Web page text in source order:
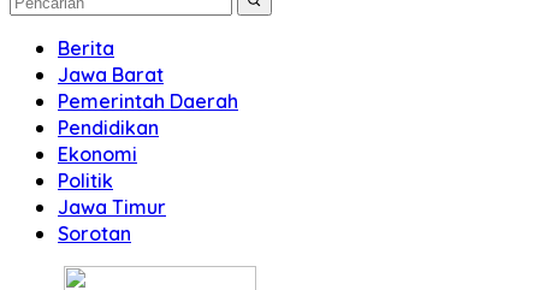
Berita
Jawa Barat
Pemerintah Daerah
Pendidikan
Ekonomi
Politik
Jawa Timur
Sorotan